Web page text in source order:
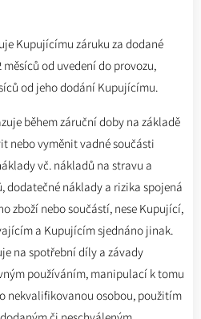
Kupujícímu záruku za dodané
od uvedení do provozu,
od jeho dodání Kupujícímu.
během záruční doby na základě
nebo vyměnit vadné součásti
vč. nákladů na stravu a
dodatečné náklady a rizika spojená
zboží nebo součástí, nese Kupující,
a Kupujícím sjednáno jinak.
na spotřební díly a závady
používáním, manipulací k tomu
nekvalifikovanou osobou, použitím